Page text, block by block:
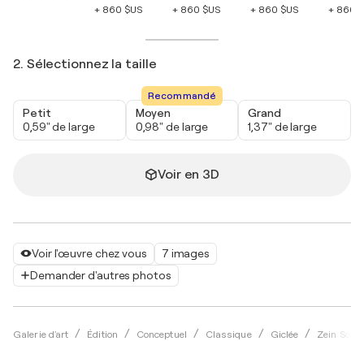
Voir l'œuvre chez vous
7 images
Demander d'autres photos
Galerie d'art Édition Conceptuel Classique Giclée Zein
+ 860 $US
+ 860 $US
+ 860 $US
+ 860
2. Sélectionnez la taille
Petit
0,59" de large
Recommandé
Moyen
0,98" de large
Grand
1,37" de large
Voir en 3D